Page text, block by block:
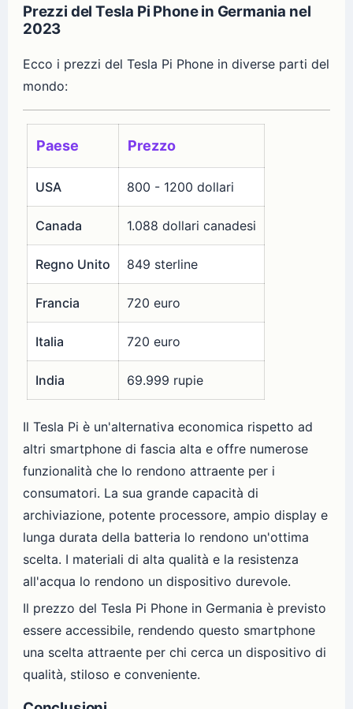
Prezzi del Tesla Pi Phone in Germania nel
2023
Ecco i prezzi del Tesla Pi Phone in diverse parti del
mondo:
Paese Prezzo
USA 800 - 1200 dollari
Canada 1.088 dollari canadesi
Regno Unito 849 sterline
Francia 720 euro
Italia 720 euro
India 69.999 rupie
Il Tesla Pi è un'alternativa economica rispetto ad
altri smartphone di fascia alta e offre numerose
funzionalità che lo rendono attraente per i
consumatori. La sua grande capacità di
archiviazione, potente processore, ampio display e
lunga durata della batteria lo rendono un'ottima
scelta. I materiali di alta qualità e la resistenza
all'acqua lo rendono un dispositivo durevole.
Il prezzo del Tesla Pi Phone in Germania è previsto
essere accessibile, rendendo questo smartphone
una scelta attraente per chi cerca un dispositivo di
qualità, stiloso e conveniente.